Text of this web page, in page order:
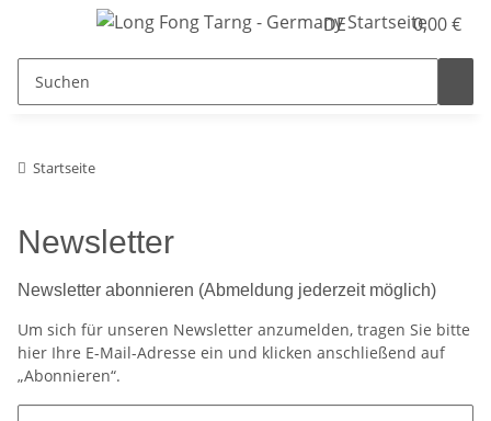
DE 0,00 €
Startseite
Newsletter
Newsletter abonnieren (Abmeldung jederzeit möglich)
Um sich für unseren Newsletter anzumelden, tragen Sie bitte
hier Ihre E-Mail-Adresse ein und klicken anschließend auf
„Abonnieren“.